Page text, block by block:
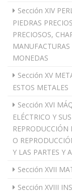
Sección XIV
PIEDRAS
PRECIOSOS,
MONEDAS
Sección XV
ESTOS METALES
Sección XVI
ELÉCTRICO Y
O
Y LAS PARTES Y
Sección XVII
Sección XVIII